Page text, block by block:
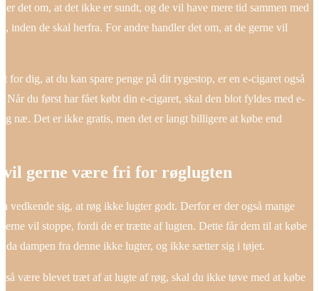
det om, at det ikke er sundt, og de vil have mere tid sammen med
inden de skal herfra. For andre handler det om, at de gerne vil
for dig, at du kan spare penge på dit rygestop, er en e-cigaret også
Når du først har fået købt din e-cigaret, skal den blot fyldes med e-
næ. Det er ikke gratis, men det er langt billigere at købe end
vil gerne være fri for røglugten
vedkende sig, at røg ikke lugter godt. Derfor er der også mange
vil stoppe, fordi de er trætte af lugten. Dette får dem til at købe
da dampen fra denne ikke lugter, og ikke sætter sig i tøjet.
være blevet træt af at lugte af røg, skal du ikke tøve med at købe